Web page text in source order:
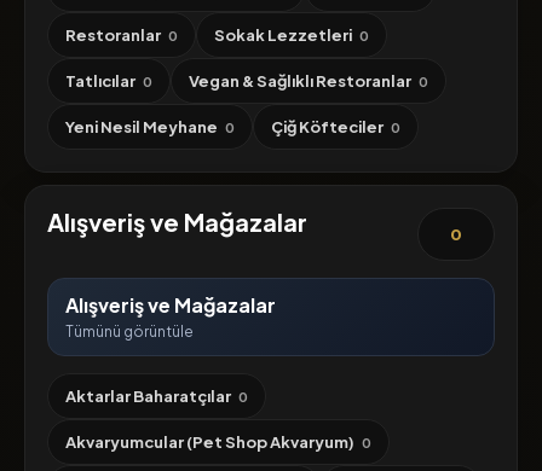
Restoranlar 0 Sokak Lezzetleri 0
Tatlıcılar 0 Vegan & Sağlıklı Restoranlar 0
Yeni Nesil Meyhane 0 Çiğ Köfteciler 0
Alışveriş ve Mağazalar 0
Alışveriş ve Mağazalar
Tümünü görüntüle
Aktarlar Baharatçılar 0
Akvaryumcular (Pet Shop Akvaryum) 0